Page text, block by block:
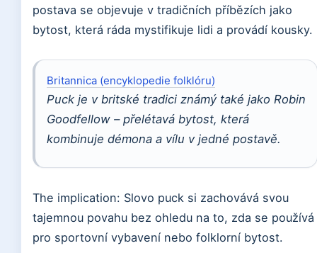
postava se objevuje v tradičních příbězích jako
bytost, která ráda mystifikuje lidi a provádí kousky.
Britannica (encyklopedie folklóru)
Puck je v britské tradici známý také jako Robin
Goodfellow – přelétavá bytost, která
kombinuje démona a vílu v jedné postavě.
The implication: Slovo puck si zachovává svou
tajemnou povahu bez ohledu na to, zda se používá
pro sportovní vybavení nebo folklorní bytost.